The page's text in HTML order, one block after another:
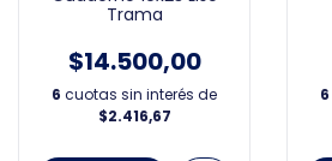
Trama
$14.500,00
6 cuotas sin interés de
$2.416,67
6